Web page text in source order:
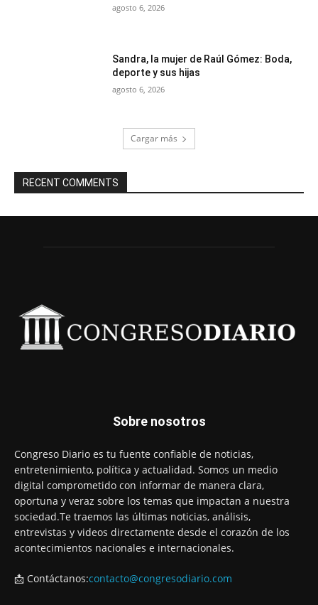
agosto 6, 2026
Sandra, la mujer de Raúl Gómez: Boda,
deporte y sus hijas
agosto 6, 2026
Cargar más
RECENT COMMENTS
Sobre nosotros
Congreso Diario es tu fuente confiable de noticias,
entretenimiento, política y actualidad. Somos un medio
digital comprometido con informar de manera clara,
oportuna y veraz sobre los temas que impactan a nuestra
sociedad.Te traemos las últimas noticias, análisis,
entrevistas y videos directamente desde el corazón de los
acontecimientos nacionales e internacionales.
📩 Contáctanos:contacto@congresodiario.com